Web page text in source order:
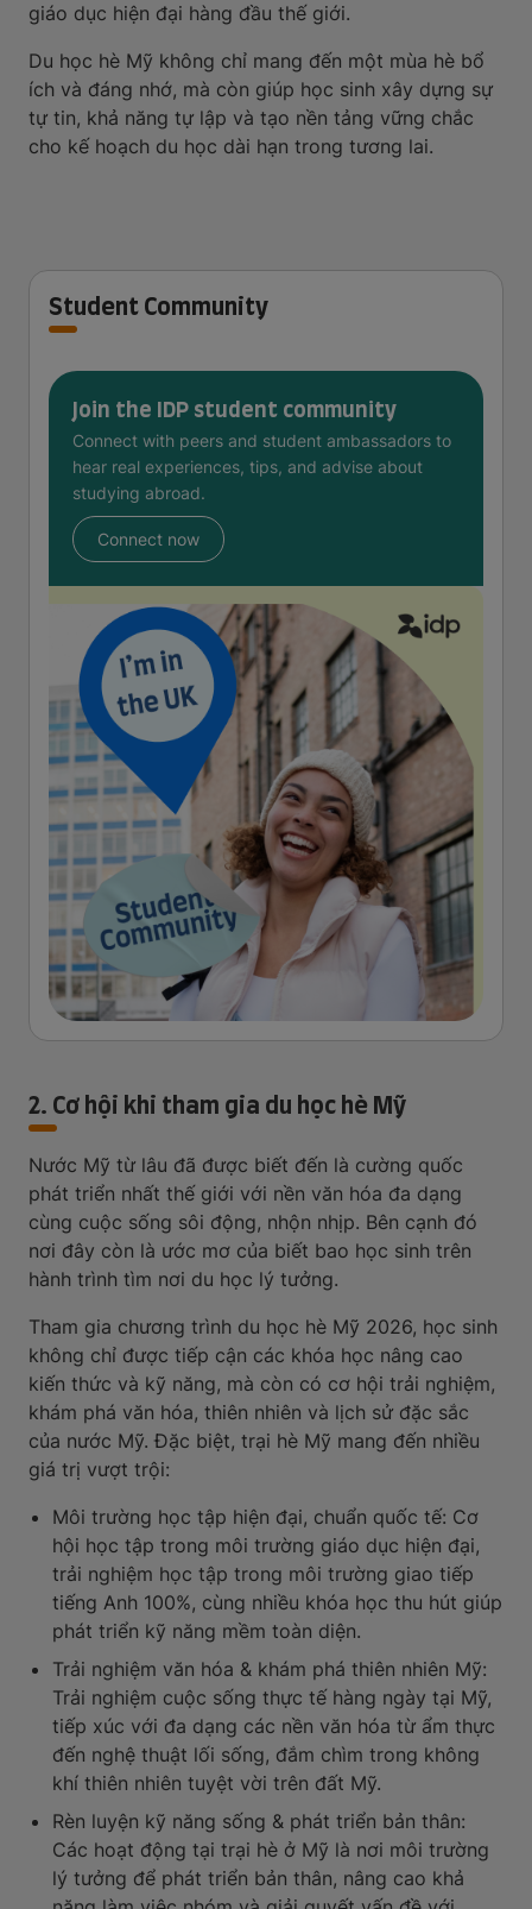
giáo dục hiện đại hàng đầu thế giới.
Du học hè Mỹ không chỉ mang đến một mùa hè bổ
ích và đáng nhớ, mà còn giúp học sinh xây dựng sự
tự tin, khả năng tự lập và tạo nền tảng vững chắc
cho kế hoạch du học dài hạn trong tương lai.
Student Community
Join the IDP student community
Connect with peers and student ambassadors to
hear real experiences, tips, and advise about
studying abroad.
Connect now
2. Cơ hội khi tham gia du học hè Mỹ
Nước Mỹ từ lâu đã được biết đến là cường quốc
phát triển nhất thế giới với nền văn hóa đa dạng
cùng cuộc sống sôi động, nhộn nhịp. Bên cạnh đó
nơi đây còn là ước mơ của biết bao học sinh trên
hành trình tìm nơi du học lý tưởng.
Tham gia chương trình du học hè Mỹ 2026, học sinh
không chỉ được tiếp cận các khóa học nâng cao
kiến thức và kỹ năng, mà còn có cơ hội trải nghiệm,
khám phá văn hóa, thiên nhiên và lịch sử đặc sắc
của nước Mỹ. Đặc biệt, trại hè Mỹ mang đến nhiều
giá trị vượt trội:
Môi trường học tập hiện đại, chuẩn quốc tế: Cơ
hội học tập trong môi trường giáo dục hiện đại,
trải nghiệm học tập trong môi trường giao tiếp
tiếng Anh 100%, cùng nhiều khóa học thu hút giúp
phát triển kỹ năng mềm toàn diện.
Trải nghiệm văn hóa & khám phá thiên nhiên Mỹ:
Trải nghiệm cuộc sống thực tế hàng ngày tại Mỹ,
tiếp xúc với đa dạng các nền văn hóa từ ẩm thực
đến nghệ thuật lối sống, đắm chìm trong không
khí thiên nhiên tuyệt vời trên đất Mỹ.
Rèn luyện kỹ năng sống & phát triển bản thân:
Các hoạt động tại trại hè ở Mỹ là nơi môi trường
lý tưởng để phát triển bản thân, nâng cao khả